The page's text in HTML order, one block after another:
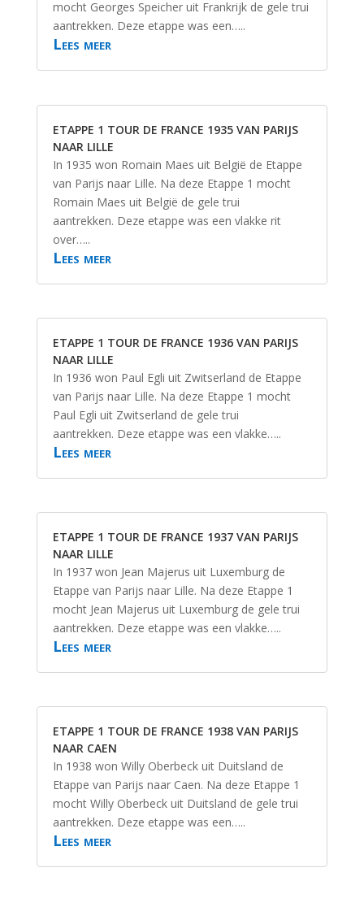
mocht Georges Speicher uit Frankrijk de gele trui
aantrekken. Deze etappe was een…..
Lees meer
ETAPPE 1 TOUR DE FRANCE 1935 VAN PARIJS
NAAR LILLE
In 1935 won Romain Maes uit België de Etappe
van Parijs naar Lille. Na deze Etappe 1 mocht
Romain Maes uit België de gele trui
aantrekken. Deze etappe was een vlakke rit
over…..
Lees meer
ETAPPE 1 TOUR DE FRANCE 1936 VAN PARIJS
NAAR LILLE
In 1936 won Paul Egli uit Zwitserland de Etappe
van Parijs naar Lille. Na deze Etappe 1 mocht
Paul Egli uit Zwitserland de gele trui
aantrekken. Deze etappe was een vlakke…..
Lees meer
ETAPPE 1 TOUR DE FRANCE 1937 VAN PARIJS
NAAR LILLE
In 1937 won Jean Majerus uit Luxemburg de
Etappe van Parijs naar Lille. Na deze Etappe 1
mocht Jean Majerus uit Luxemburg de gele trui
aantrekken. Deze etappe was een vlakke…..
Lees meer
ETAPPE 1 TOUR DE FRANCE 1938 VAN PARIJS
NAAR CAEN
In 1938 won Willy Oberbeck uit Duitsland de
Etappe van Parijs naar Caen. Na deze Etappe 1
mocht Willy Oberbeck uit Duitsland de gele trui
aantrekken. Deze etappe was een…..
Lees meer